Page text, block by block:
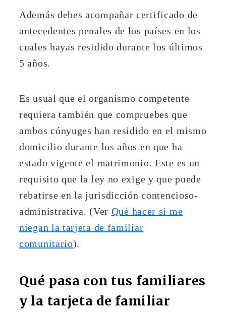
Además debes acompañar certificado de
antecedentes penales de los países en los
cuales hayas residido durante los últimos
5 años.
Es usual que el organismo competente
requiera también que compruebes que
ambos cónyuges han residido en el mismo
domicilio durante los años en que ha
estado vigente el matrimonio. Este es un
requisito que la ley no exige y que puede
rebatirse en la jurisdicción contencioso-
administrativa. (Ver Qué hacer si me
niegan la tarjeta de familiar
comunitario).
Qué pasa con tus familiares
y la tarjeta de familiar